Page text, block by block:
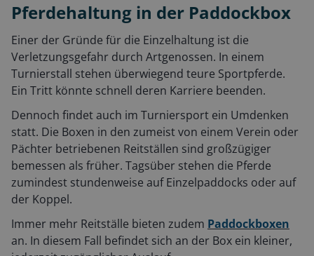
Pferdehaltung in der Paddockbox
Einer der Gründe für die Einzelhaltung ist die
Verletzungsgefahr durch Artgenossen. In einem
Turnierstall stehen überwiegend teure Sportpferde.
Ein Tritt könnte schnell deren Karriere beenden.
Dennoch findet auch im Turniersport ein Umdenken
statt. Die Boxen in den zumeist von einem Verein oder
Pächter betriebenen Reitställen sind großzügiger
bemessen als früher. Tagsüber stehen die Pferde
zumindest stundenweise auf Einzelpaddocks oder auf
der Koppel.
Immer mehr Reitställe bieten zudem Paddockboxen
an. In diesem Fall befindet sich an der Box ein kleiner,